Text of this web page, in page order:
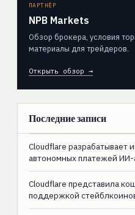
ПАРТНЁР
NPB Markets
Обзор брокера, условия
материалы для трейдеров.
Открыть обзор →
Последние записи
Cloudflare разрабатывает
автономных платежей
Cloudflare представила
поддержкой